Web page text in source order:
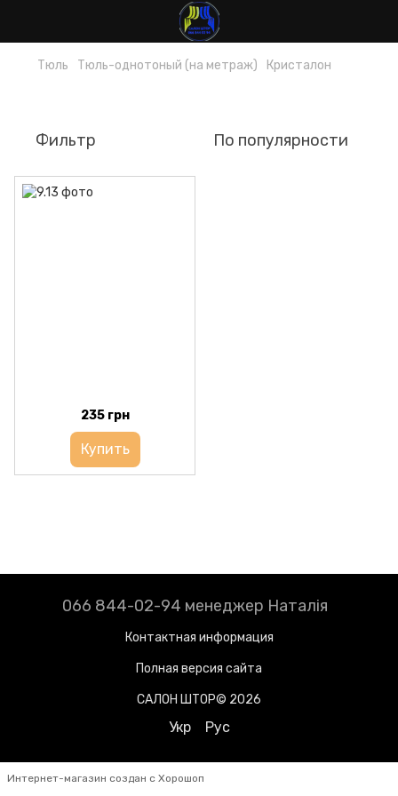
Тюль Тюль-однотоный (на метраж) Кристалон
Фильтр По популярности
235 грн
Купить
066 844-02-94 менеджер Наталія
Контактная информация
Полная версия сайта
САЛОН ШТОР© 2026
Укр Рус
Интернет-магазин создан с Хорошоп